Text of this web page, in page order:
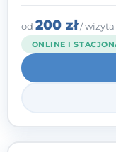
od 200 zł/ wizyta
ONLINE I